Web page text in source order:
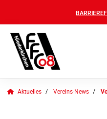
Aktuelles Vereins-News